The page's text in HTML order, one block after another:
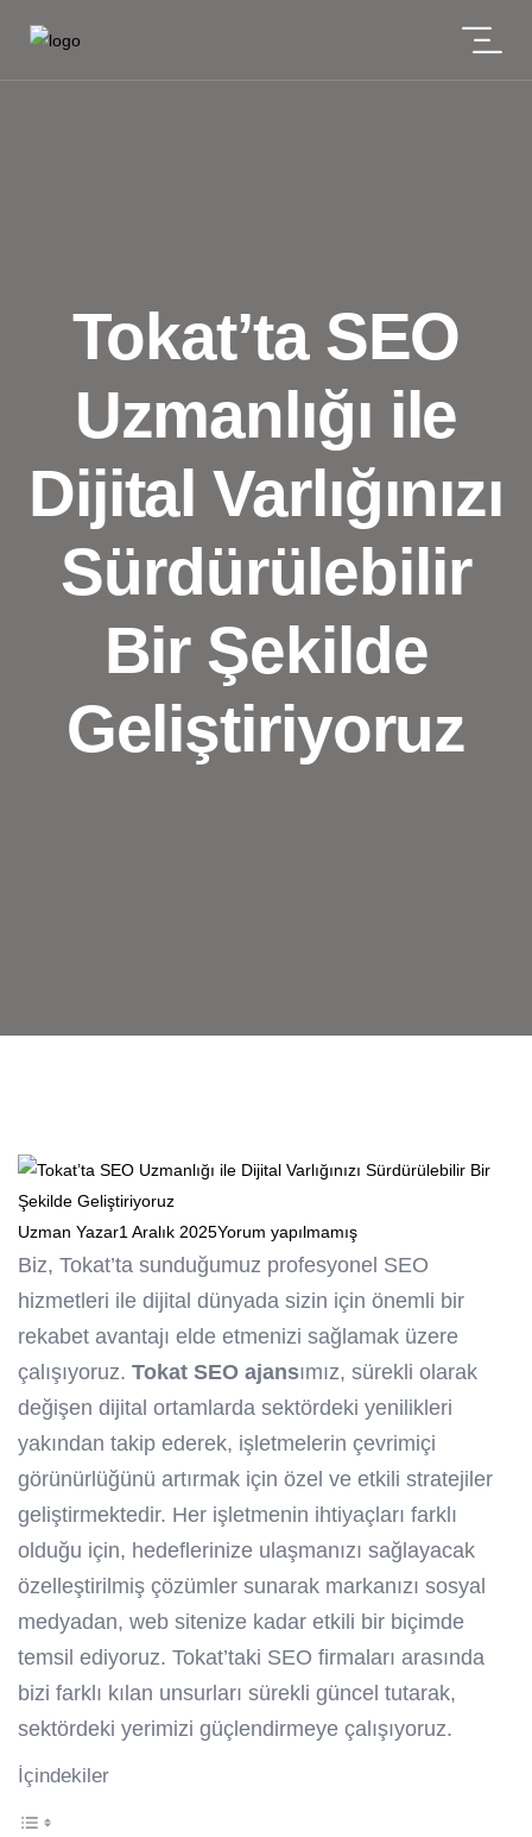
Tokat’ta SEO
Uzmanlığı ile
Dijital Varlığınızı
Sürdürülebilir
Bir Şekilde
Geliştiriyoruz
Uzman Yazar1 Aralık 2025Yorum yapılmamış
Biz, Tokat’ta sunduğumuz profesyonel SEO
hizmetleri ile dijital dünyada sizin için önemli bir
rekabet avantajı elde etmenizi sağlamak üzere
çalışıyoruz. Tokat SEO ajansımız, sürekli olarak
değişen dijital ortamlarda sektördeki yenilikleri
yakından takip ederek, işletmelerin çevrimiçi
görünürlüğünü artırmak için özel ve etkili stratejiler
geliştirmektedir. Her işletmenin ihtiyaçları farklı
olduğu için, hedeflerinize ulaşmanızı sağlayacak
özelleştirilmiş çözümler sunarak markanızı sosyal
medyadan, web sitenize kadar etkili bir biçimde
temsil ediyoruz. Tokat’taki SEO firmaları arasında
bizi farklı kılan unsurları sürekli güncel tutarak,
sektördeki yerimizi güçlendirmeye çalışıyoruz.
İçindekiler